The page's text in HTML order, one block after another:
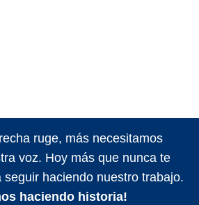
ruge, más necesitamos
voz. Hoy más que nunca te
seguir haciendo nuestro trabajo.
haciendo historia!